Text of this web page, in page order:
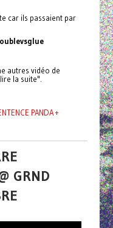
car ils passaient par
autres vidéo de
la suite".
PANDA +
GRND